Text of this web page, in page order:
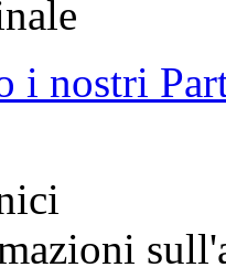
i nostri